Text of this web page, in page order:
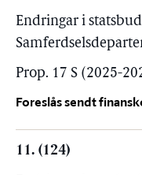
Endringar i
Prop. 17 S (2025-
Foreslås sendt
11. (124)